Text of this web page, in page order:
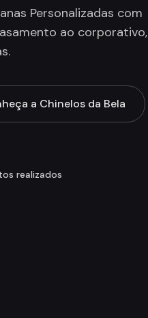
Personalizadas com
ao corporativo,
a Chinelos da Bela
realizados